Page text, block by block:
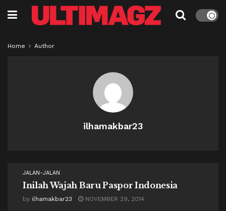
Home Author
ilhamakbar23
JALAN-JALAN
Inilah Wajah Baru Paspor Indonesia
by ilhamakbar23 NOVEMBER 29, 2014